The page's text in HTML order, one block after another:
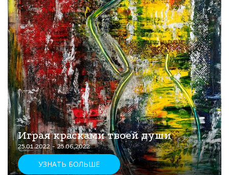
Играя красками твоей души
25.01.2022 - 25.06.2022
УЗНАТЬ БОЛЬШЕ